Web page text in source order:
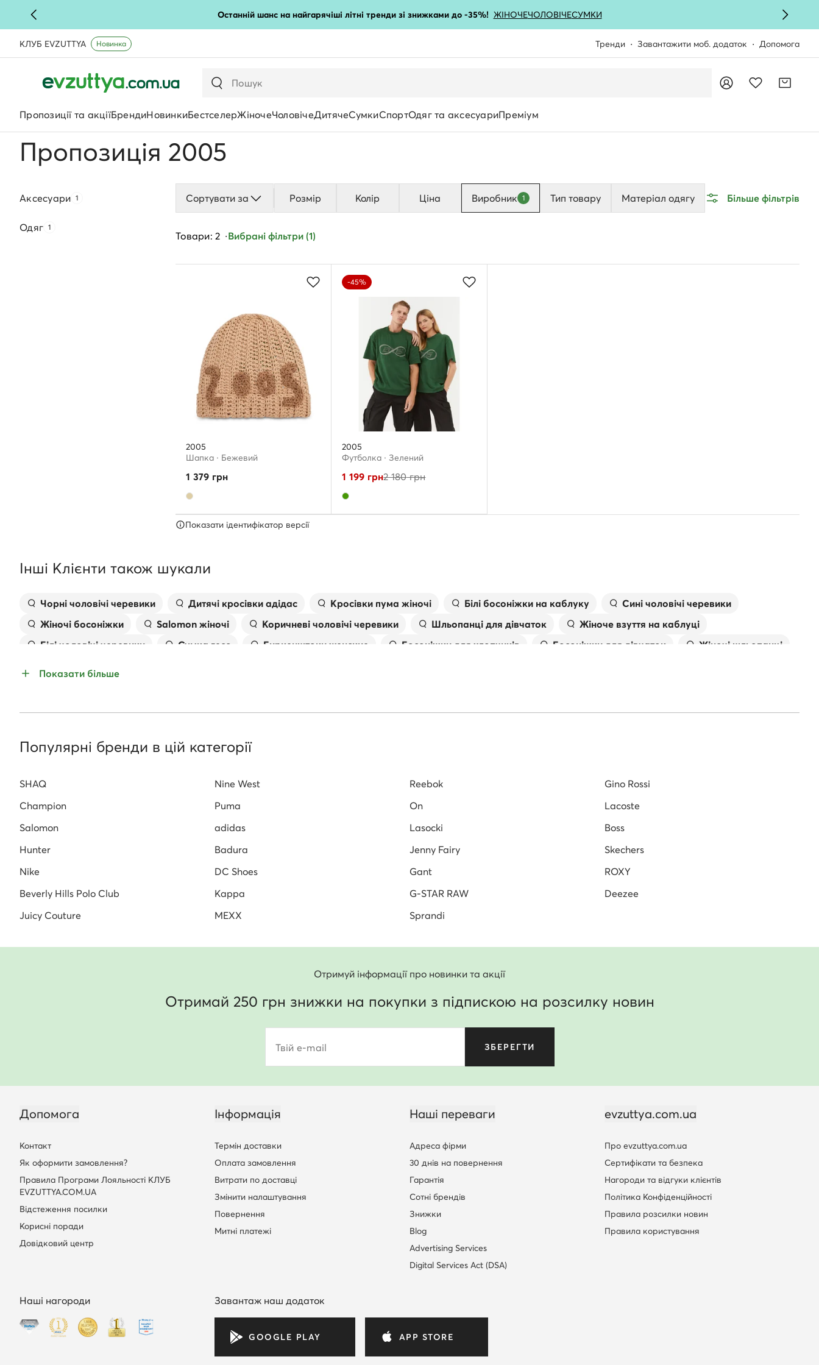
Останній шанс на найгарячіші літні тренди зі знижками до -35%! ЖІНОЧЕЧОЛОВІЧЕСУМКИ
КЛУБ EVZUTTYA Новинка Тренди Завантажити моб. додаток Допомога
Пропозиції та акціїБрендиНовинкиБестселерЖіночеЧоловічеДитячеСумкиСпортОдяг та аксесуариПреміум
Пропозиція 2005
Аксесуари 1
Одяг 1
Сортувати за Розмір Колір Ціна Виробник 1 Тип товару Матеріал одягу Більше фільтрів
Товари: 2 Вибрані фільтри (1)
2005
Шапкa · Бежевий
1 379 грн
-45%
2005
Футболка · Зелений
1 199 грн2 180грн
Показати ідентифікатор версії
Інші Клієнти також шукали
Чорні чоловічі черевики Дитячі кросівки адідас Kросівки пума жіночі Білі босоніжки на каблуку
Сині чоловічі черевики
Жіночі босоніжки
Salomon жіночі Коричневі чоловічі черевики Шльопанці для дівчаток
Жіноче взуття на каблуці
Білі чоловічі черевики
Сумка гесс Биркенштоки женские Босоніжки для хлопчиків Босоніжки для дівчаток
Жіночі шльопанці
Показати більше
Популярні бренди в цій категорії
SHAQ Nine West Reebok
Gino Rossi
Champion
Puma On
Lacoste
Salomon
adidas Lasocki
Boss
Hunter
Badura Jenny Fairy
Skechers
Nike
DC Shoes Gant
ROXY
Beverly Hills Polo Club
Kappa G-STAR RAW
Deezee
Juicy Couture
MEXX Sprandi
Отримуй інформації про новинки та акції
Отримай 250 грн знижки на покупки з підпискою на розсилку новин
Твій e-mail ЗБЕРЕГТИ
Допомога
Контакт
Як оформити замовлення?
Правила Програми Лояльності КЛУБ
EVZUTTYA.COM.UA
Відстеження посилки
Корисні поради
Довідковий центр
Інформація
Термін доставки
Оплата замовлення
Витрати по доставці
Змінити налаштування
Повернення
Митні платежі
Наші переваги
Адреса фірми
30 днів на повернення
Гарантія
Сотні брендів
Знижки
Blog
Advertising Services
Digital Services Act (DSA)
evzuttya.com.ua
Про evzuttya.com.ua
Сертифікати та безпека
Нагороди та відгуки клієнтів
Політика Конфіденційності
Правила розсилки новин
Правила користування
Наші нагороди Завантаж наш додаток
GOOGLE PLAY APP STORE